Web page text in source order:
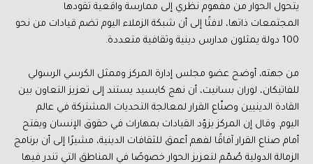
يتحول الحوار من مفهوم نظري إلى ممارسة واقعية تقودها
المجتمعات ذاتها، لافتًا إلى أن شبكة الزملاء اليوم تضم قيادات من نحو
100 دولة يمثلون مدارس دينية وثقافية متعددة.
من جهته، أوضح عضو مجلس إدارة المركز وممثل الكرسي الرسولي
للفاتيكان، لوران بسانيت، أن نهج كايسيد يستند إلى تعزيز التعاون بين
القادة الدينيين وصنّاع القرار لمعالجة التحديات المشتركة في عالم
اليوم. وقال إن المركز يزوّد القيادات بمهارات في حقوق الإنسان ويفتح
أمام صناع القرار آفاقًا لفهم أعمق للثقافات الدينية، مشيرًا إلى أن برنامج
الزمالة الدولية صُمّم لتعزيز الحوار خصوصًا في المناطق التي تندر فيها